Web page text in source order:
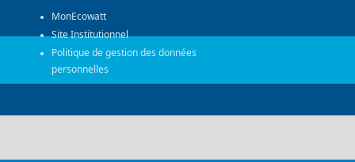
MonEcowatt
Site Institutionnel
Politique de gestion des données
personnelles